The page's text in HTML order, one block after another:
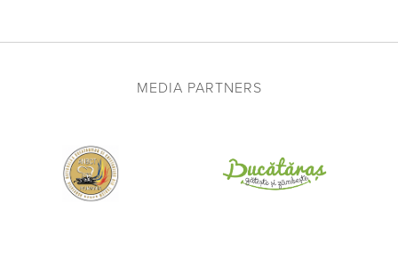
MEDIA PARTNERS